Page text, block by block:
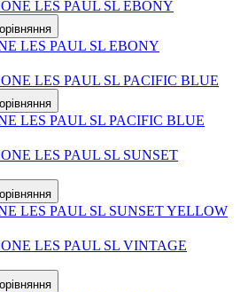
LES PAUL SL EBONY
LES PAUL SL PACIFIC BLUE
LES PAUL SL SUNSET YELLOW